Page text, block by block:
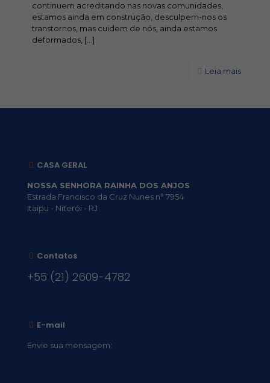
continuem acreditando nas novas comunidades,
estamos ainda em construção, desculpem-nos os
transtornos, mas cuidem de nós, ainda estamos
deformados, […]
Leia mais
CASA GERAL
NOSSA SENHORA RAINHA DOS ANJOS
Estrada Francisco da Cruz Nunes n° 7954
Itaipu - Niterói - RJ
Contatos
+55 (21) 2609-4782
E-mail
Envie sua mensagem: